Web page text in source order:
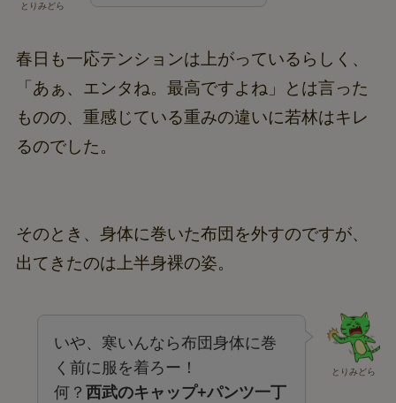
とりみどら
春日も一応テンションは上がっているらしく、
「あぁ、エンタね。最高ですよね」とは言った
ものの、重感じている重みの違いに若林はキレ
るのでした。
そのとき、身体に巻いた布団を外すのですが、
出てきたのは上半身裸の姿。
とりみどら
いや、寒いんなら布団身体に巻
く前に服を着ろー！
何？ 西武のキャップ+パンツ一丁